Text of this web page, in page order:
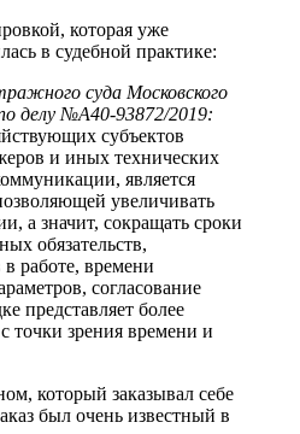
которая уже
в судебной практике:
суда Московского
делу №А40-93872/2019:
субъектов
и иных технических
является
увеличивать
а значит, сокращать сроки
обязательств,
в работе, времени
согласование
представляет более
точки зрения времени и
который заказывал себе
был очень известный в